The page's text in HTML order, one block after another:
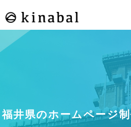
福井県のホームページ